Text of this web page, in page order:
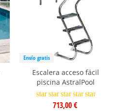
Envío gratis
Escalera acceso fácil
piscina AstralPool
star star star star star
713,00 €